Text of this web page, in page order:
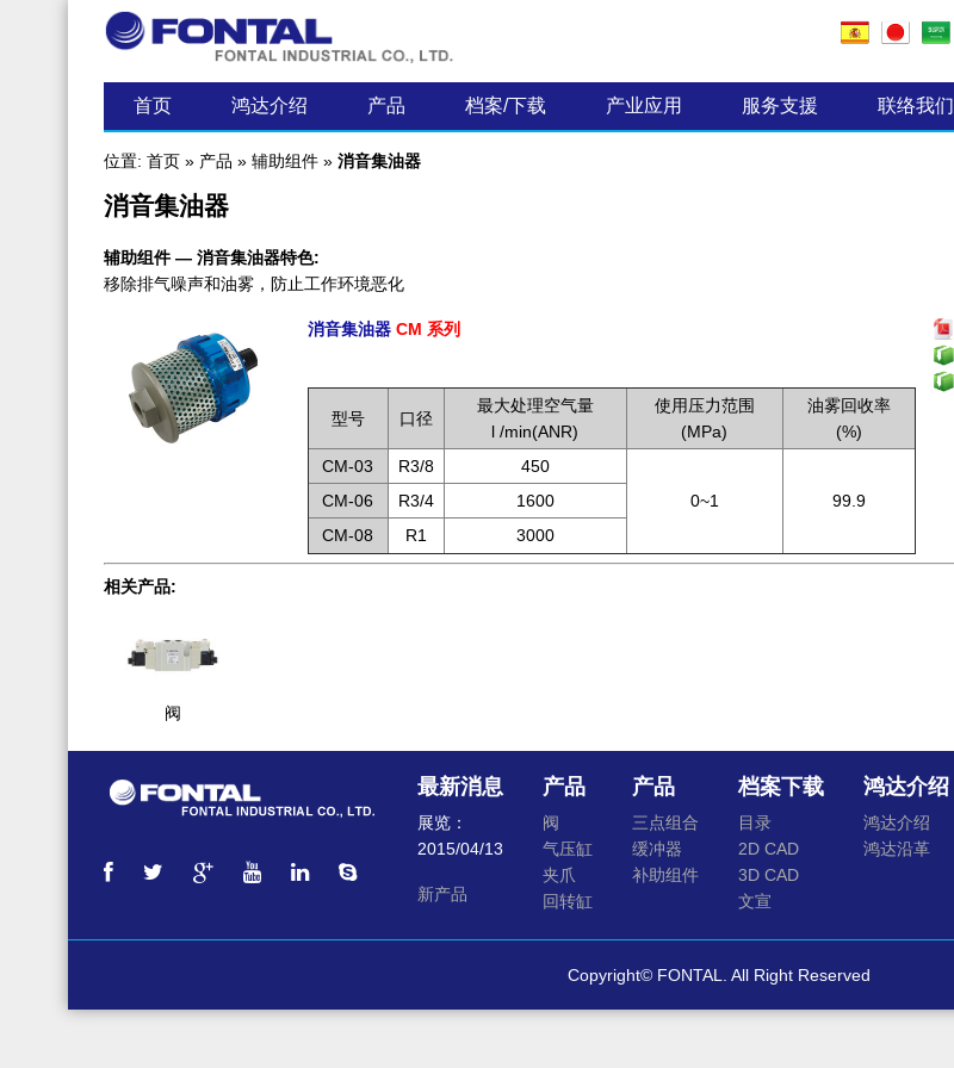
首页 鸿达介绍 产品 档案/下载 产业应用 服务支援 联络我们
位置: 首页 » 产品 » 辅助组件 » 消音集油器
消音集油器
辅助组件— 消音集油器特色:
移除排气噪声和油雾，防止工作环境恶化
消音集油器 CM 系列
型号 口径
最大处理空气量
l /min(ANR)
使用压力范围
(MPa)
油雾回收率
(%)
CM-03
R3/8
450
0~1
99.9
CM-06 R3/4
1600
CM-08
R1 3000
相关产品:
阀
最新消息
展览：
2015/04/13
新产品
产品
阀
气压缸
夹爪
回转缸
产品
三点组合
缓冲器
补助组件
档案下载
目录
2D CAD
3D CAD
文宣
鸿达介绍
鸿达介绍
鸿达沿革
Copyright© FONTAL. All Right Reserved